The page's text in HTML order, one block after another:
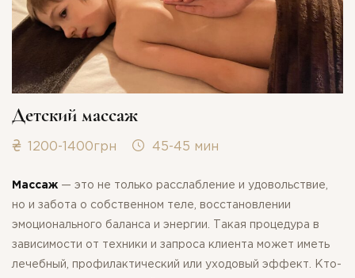
Детский массаж
1200-1400грн 45-45 мин
Массаж — это не только расслабление и удовольствие,
но и забота о собственном теле, восстановлении
эмоционального баланса и энергии. Такая процедура в
зависимости от техники и запроса клиента может иметь
лечебный, профилактический или уходовый эффект. Кто-